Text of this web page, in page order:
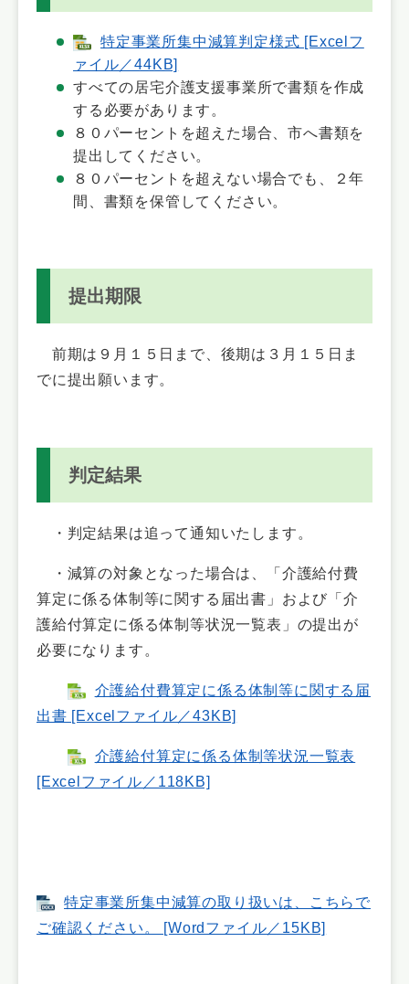
特定事業所集中減算判定様式 [Excelフ
ァイル／44KB]
すべての居宅介護支援事業所で書類を作成
する必要があります。
８０パーセントを超えた場合、市へ書類を
提出してください。
８０パーセントを超えない場合でも、２年
間、書類を保管してください。
提出期限
前期は９月１５日まで、後期は３月１５日ま
でに提出願います。
判定結果
・判定結果は追って通知いたします。
・減算の対象となった場合は、「介護給付費
算定に係る体制等に関する届出書」および「介
護給付算定に係る体制等状況一覧表」の提出が
必要になります。
介護給付費算定に係る体制等に関する届
出書 [Excelファイル／43KB]
介護給付算定に係る体制等状況一覧表
[Excelファイル／118KB]
特定事業所集中減算の取り扱いは、こちらで
ご確認ください。 [Wordファイル／15KB]